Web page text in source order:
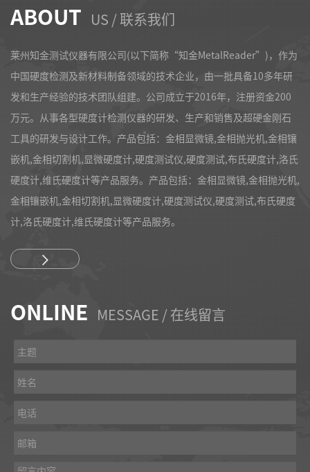
ABOUT US / 联系我们
莱州知金测试仪器有限公司(以下简称“知金MetalReader”)，作为
中国硬度检测及新材料制备领域的技术企业，由一批具备10多年研
发和生产经验的技术团队组建。公司成立于2016年，注册资金200
万元。从事各型硬度计检测仪器的研发、生产和销售及超硬金刚石
工具的研发与设计工作。产品包括：金相显微镜,金相抛光机,金相镶
嵌机,金相切割机,显微硬度计,硬度测试仪,硬度测试,布氏硬度计,洛氏
硬度计,维氏硬度计等产品服务。产品包括：金相显微镜,金相抛光机,
金相镶嵌机,金相切割机,显微硬度计,硬度测试仪,硬度测试,布氏硬度
计,洛氏硬度计,维氏硬度计等产品服务。
ONLINE MESSAGE / 在线留言